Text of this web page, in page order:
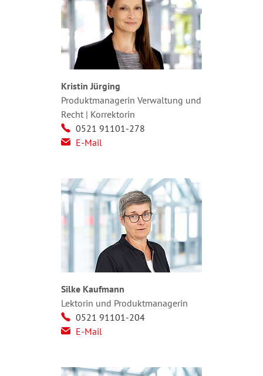
Kristin Jürging
Produktmanagerin Verwaltung und
Recht | Korrektorin
0521 91101-278
E-Mail
Silke Kaufmann
Lektorin und Produktmanagerin
0521 91101-204
E-Mail